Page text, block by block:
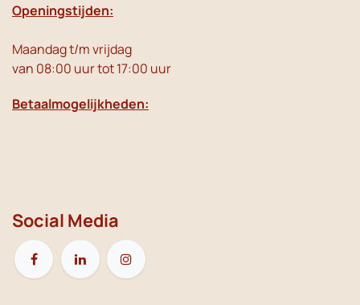
Openingstijden:
Maandag t/m vrijdag
van 08:00 uur tot 17:00 uur
Betaalmogelijkheden:
Social Media